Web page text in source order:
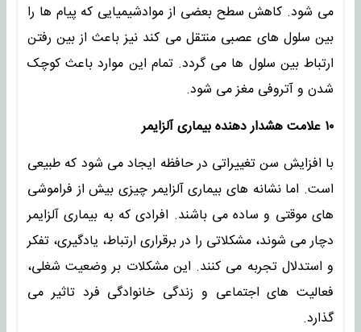
می شود. کاهش سطح بعضی از موادشیمیایی که پیام ها را
بین سلول های عصبی منتقل می کند نیز باعث از بین رفتن
ارتباط بین سلول ها می گردد. تمام این موارد باعث کوچک
شدن و آتروفی مغز می شود.
۱۰ علامت هشدار دهنده بیماری آلزایمر
با افزایش سن تغییراتی در حافظه ایجاد می شود که طبیعی
است. اما نشانه های بیماری آلزایمر چیزی بیش از فراموشی
های موقتی و ساده می باشند. افرادی که به بیماری آلزایمر
دچار می شوند، مشکلاتی را در برقراری ارتباط، یادگیری، تفکر
و استدلال تجربه می کنند. این مشکلات بر وضعیت شغلی،
فعالیت های اجتماعی و زندگی خانوادگی فرد تاثیر می
گذارد.